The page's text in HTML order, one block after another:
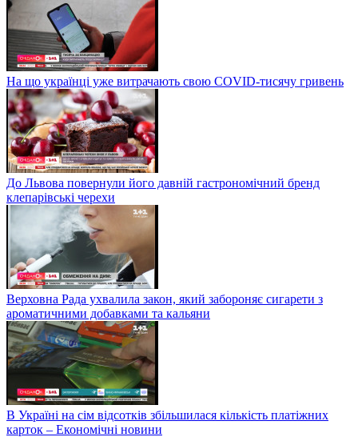
На що українці уже витрачають свою COVID-тисячу гривень
До Львова повернули його давній гастрономічний бренд
клепарівські черехи
Верховна Рада ухвалила закон, який забороняє сигарети з
ароматичними добавками та кальяни
В Україні на сім відсотків збільшилася кількість платіжних
карток – Економічні новини